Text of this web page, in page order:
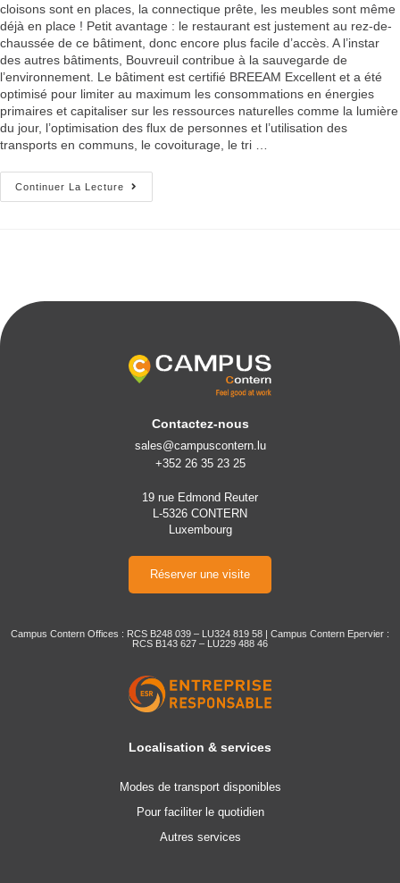
cloisons sont en places, la connectique prête, les meubles sont même
déjà en place ! Petit avantage : le restaurant est justement au rez-de-
chaussée de ce bâtiment, donc encore plus facile d’accès. A l’instar
des autres bâtiments, Bouvreuil contribue à la sauvegarde de
l’environnement. Le bâtiment est certifié BREEAM Excellent et a été
optimisé pour limiter au maximum les consommations en énergies
primaires et capitaliser sur les ressources naturelles comme la lumière
du jour, l’optimisation des flux de personnes et l’utilisation des
transports en communs, le covoiturage, le tri …
Continuer La Lecture
Contactez-nous
sales@campuscontern.lu
+352 26 35 23 25
19 rue Edmond Reuter
L-5326 CONTERN
Luxembourg
Réserver une visite
Campus Contern Offices : RCS B248 039 – LU324 819 58 | Campus Contern Epervier :
RCS B143 627 – LU229 488 46
Localisation & services
Modes de transport disponibles
Pour faciliter le quotidien
Autres services